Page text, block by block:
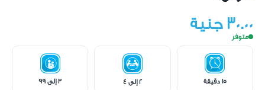
30.00 جنية
متوفر
15 دقيقة 2 إلى 4 3 إلى 99